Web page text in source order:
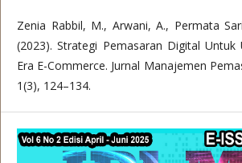
Zenia Rabbil, M., Arwani, A., Permata
(2023). Strategi Pemasaran Digital
Era E-Commerce. Jurnal Manajemen
1(3), 124–134.